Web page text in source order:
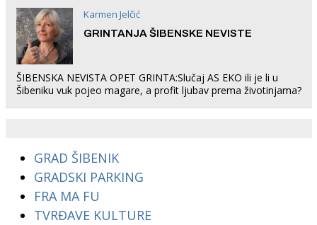
Karmen Jelčić
GRINTANJA ŠIBENSKE NEVISTE
ŠIBENSKA NEVISTA OPET GRINTA:Slučaj AS EKO ili je li u
Šibeniku vuk pojeo magare, a profit ljubav prema životinjama?
GRAD ŠIBENIK
GRADSKI PARKING
FRA MA FU
TVRĐAVE KULTURE